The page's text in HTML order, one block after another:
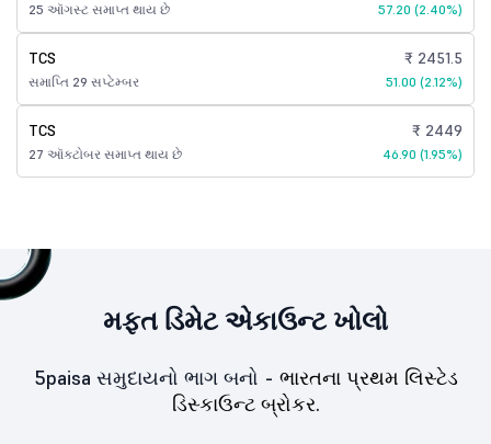
25 ઑગસ્ટ સમાપ્ત થાય છે 57.20 (2.40%)
TCS
સમાપ્તિ 29 સપ્ટેમ્બર
₹ 2451.5
51.00 (2.12%)
TCS
27 ઑક્ટોબર સમાપ્ત થાય છે
₹ 2449
46.90 (1.95%)
મફત ડિમેટ એકાઉન્ટ ખોલો
5paisa સમુદાયનો ભાગ બનો - ભારતના પ્રથમ લિસ્ટેડ
ડિસ્કાઉન્ટ બ્રોકર.